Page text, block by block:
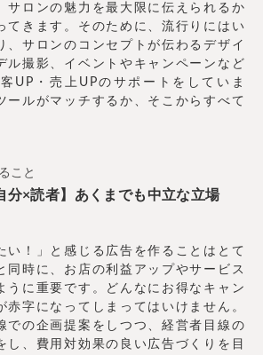
サロンの魅力を最大限に伝えられるか
てきます。そのために、流行りにはい
、サロンのコンセプトが伝わるデザイ
ル撮影、イベントやキャンペーンなど
UP・売上UPのサポートをしていま
ールがマッチするか、そこからすべて
こと
分×読者】あくまでも中立な立場
い！」と感じる広告を作ることはとて
同時に、お店の利益アップやサービス
うに重要です。どんなにお得なキャン
赤字になってしまってはいけません。
での企画提案をしつつ、経営者目線の
し、費用対効果の良い広告づくりを目